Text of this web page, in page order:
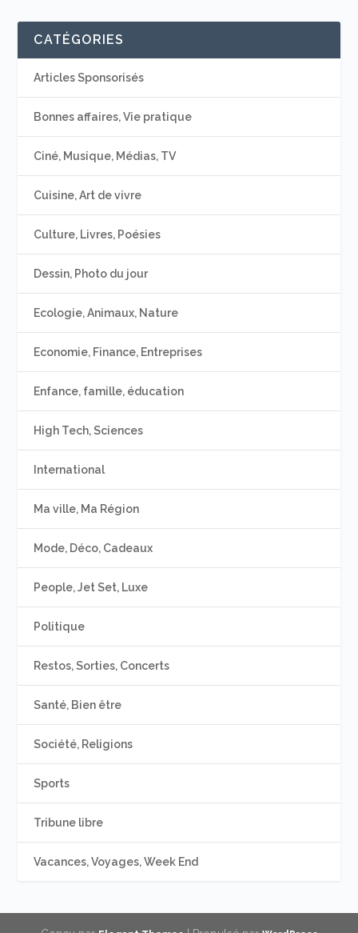
CATÉGORIES
Articles Sponsorisés
Bonnes affaires, Vie pratique
Ciné, Musique, Médias, TV
Cuisine, Art de vivre
Culture, Livres, Poésies
Dessin, Photo du jour
Ecologie, Animaux, Nature
Economie, Finance, Entreprises
Enfance, famille, éducation
High Tech, Sciences
International
Ma ville, Ma Région
Mode, Déco, Cadeaux
People, Jet Set, Luxe
Politique
Restos, Sorties, Concerts
Santé, Bien être
Société, Religions
Sports
Tribune libre
Vacances, Voyages, Week End